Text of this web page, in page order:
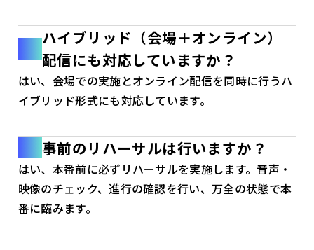
ハイブリッド（会場＋オンライン）
配信にも対応していますか？
はい、会場での実施とオンライン配信を同時に行うハ
イブリッド形式にも対応しています。
事前のリハーサルは行いますか？
はい、本番前に必ずリハーサルを実施します。音声・
映像のチェック、進行の確認を行い、万全の状態で本
番に臨みます。